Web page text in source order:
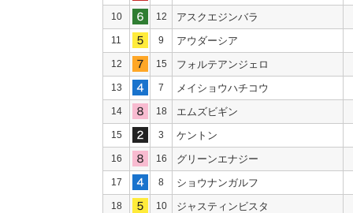
10 12 アスクエジンバラ
11 9 アウダーシア
12 15 フォルテアンジェロ
13 7 メイショウハチコウ
14 18 エムズビギン
15 3 ケントン
16 16 グリーンエナジー
17 8 ショウナンガルフ
18 10 ジャスティンビスタ